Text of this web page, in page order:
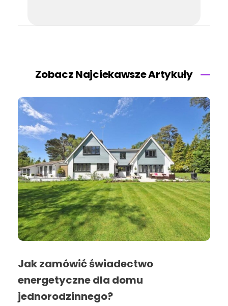
Zobacz Najciekawsze Artykuły
Jak zamówić świadectwo
energetyczne dla domu
jednorodzinnego?